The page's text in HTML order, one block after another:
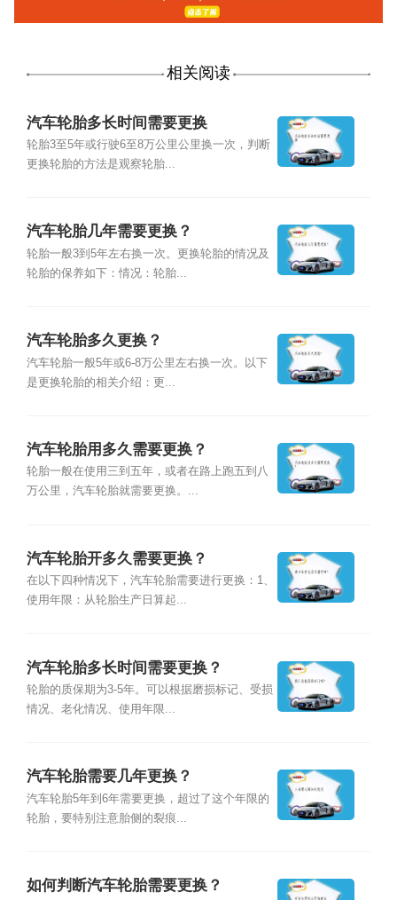
相关阅读
汽车轮胎多长时间需要更换
轮胎3至5年或行驶6至8万公里公里换一次，判断
更换轮胎的方法是观察轮胎...
汽车轮胎几年需要更换？
轮胎一般3到5年左右换一次。更换轮胎的情况及
轮胎的保养如下：情况：轮胎...
汽车轮胎多久更换？
汽车轮胎一般5年或6-8万公里左右换一次。以下
是更换轮胎的相关介绍：更...
汽车轮胎用多久需要更换？
轮胎一般在使用三到五年，或者在路上跑五到八
万公里，汽车轮胎就需要更换。...
汽车轮胎开多久需要更换？
在以下四种情况下，汽车轮胎需要进行更换：1、
使用年限：从轮胎生产日算起...
汽车轮胎多长时间需要更换？
轮胎的质保期为3-5年。可以根据磨损标记、受损
情况、老化情况、使用年限...
汽车轮胎需要几年更换？
汽车轮胎5年到6年需要更换，超过了这个年限的
轮胎，要特别注意胎侧的裂痕...
如何判断汽车轮胎需要更换？